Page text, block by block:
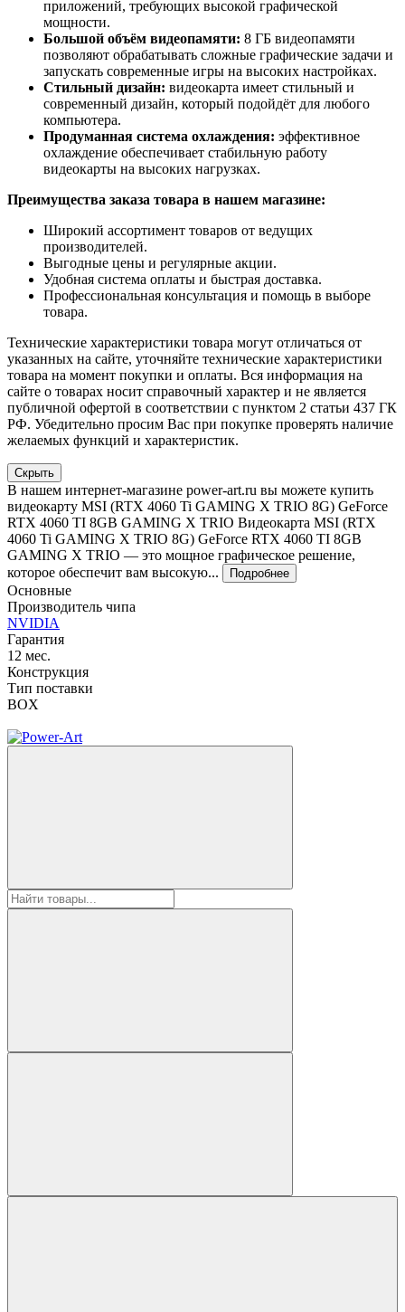
приложений, требующих высокой графической
мощности.
Большой объём видеопамяти: 8 ГБ видеопамяти
позволяют обрабатывать сложные графические задачи и
запускать современные игры на высоких настройках.
Стильный дизайн: видеокарта имеет стильный и
современный дизайн, который подойдёт для любого
компьютера.
Продуманная система охлаждения: эффективное
охлаждение обеспечивает стабильную работу
видеокарты на высоких нагрузках.
Преимущества заказа товара в нашем магазине:
Широкий ассортимент товаров от ведущих
производителей.
Выгодные цены и регулярные акции.
Удобная система оплаты и быстрая доставка.
Профессиональная консультация и помощь в выборе
товара.
Технические характеристики товара могут отличаться от
указанных на сайте, уточняйте технические характеристики
товара на момент покупки и оплаты. Вся информация на
сайте о товарах носит справочный характер и не является
публичной офертой в соответствии с пунктом 2 статьи 437 ГК
РФ. Убедительно просим Вас при покупке проверять наличие
желаемых функций и характеристик.
Скрыть
В нашем интернет-магазине power-art.ru вы можете купить
видеокарту MSI (RTX 4060 Ti GAMING X TRIO 8G) GeForce
RTX 4060 TI 8GB GAMING X TRIO Видеокарта MSI (RTX
4060 Ti GAMING X TRIO 8G) GeForce RTX 4060 TI 8GB
GAMING X TRIO — это мощное графическое решение,
которое обеспечит вам высокую...
Подробнее
Основные
Производитель чипа
NVIDIA
Гарантия
12 мес.
Конструкция
Тип поставки
BOX